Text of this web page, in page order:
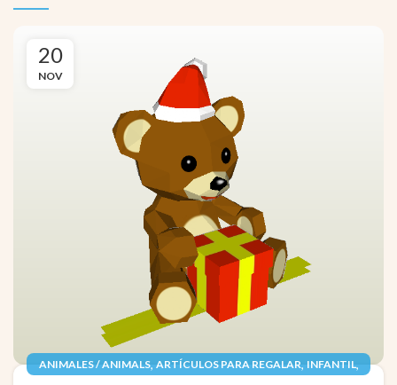
20
NOV
ANIMALES / ANIMALS, ARTÍCULOS PARA REGALAR, INFANTIL,